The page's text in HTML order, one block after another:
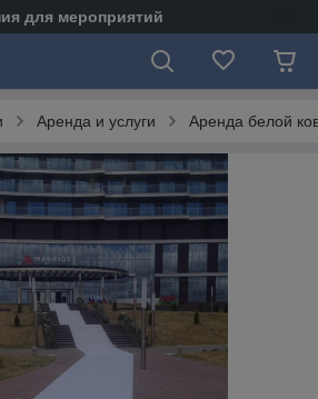
для мероприятий
Аренда и услуги Аренда белой